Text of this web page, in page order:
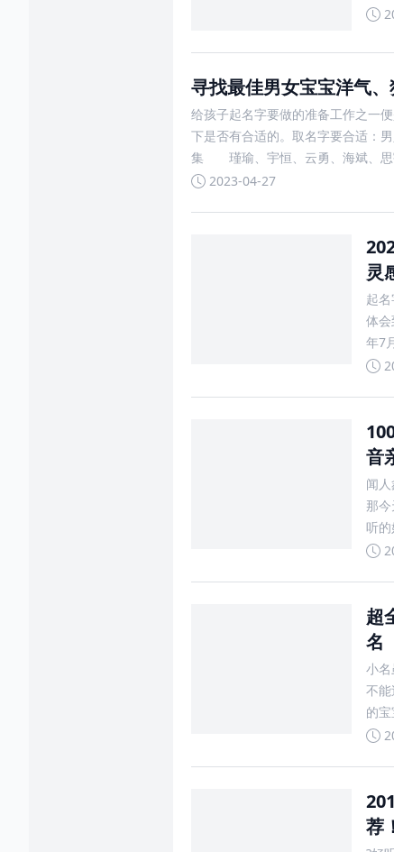
（
寻找最佳男女宝宝洋气
给孩子起名字要做的准备工作之一
下是否有合适的。取名字要合适
集 瑾瑜、宇恒、云勇、海斌、
2023-04-27
灵
起
体
年7
思；
音
闻
那
听
(祈
超
名
小
不
的
满”
荐！